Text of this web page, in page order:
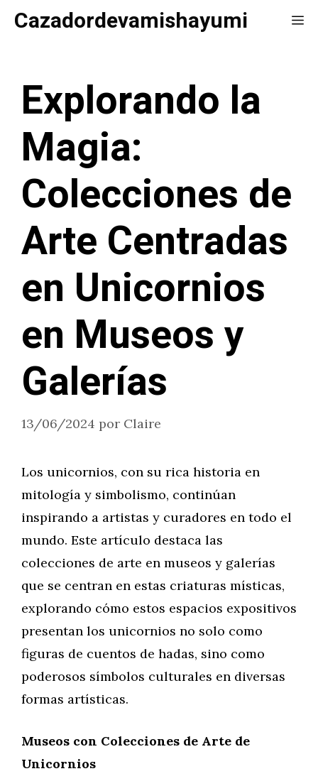
SaltarCazadordevamishayumi
Explorando la
Magia:
Colecciones de
Arte Centradas
en Unicornios
en Museos y
Galerías
13/06/2024 por Claire
Los unicornios, con su rica historia en
mitología y simbolismo, continúan
inspirando a artistas y curadores en todo el
mundo. Este artículo destaca las
colecciones de arte en museos y galerías
que se centran en estas criaturas místicas,
explorando cómo estos espacios expositivos
presentan los unicornios no solo como
figuras de cuentos de hadas, sino como
poderosos símbolos culturales en diversas
formas artísticas.
Museos con Colecciones de Arte de
Unicornios